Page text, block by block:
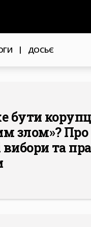
ДОСЬЄ
бути
злом»? Про
вибори та